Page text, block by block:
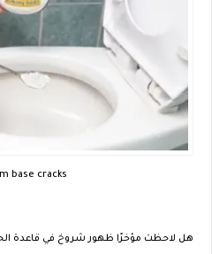
base cracks
هل لاحظت مؤخرًا ظهور شروخ في قاعدة